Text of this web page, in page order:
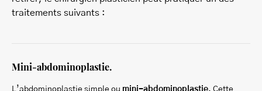
traitements suivants :
Mini-abdominoplastie.